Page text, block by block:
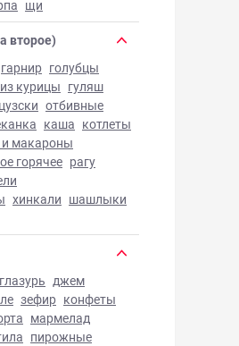
щи
второе)
гарнир голубцы
из курицы гуляш
отбивные
каша котлеты
и макароны
горячее рагу
хинкали шашлыки
глазурь джем
зефир конфеты
мармелад
пирожные